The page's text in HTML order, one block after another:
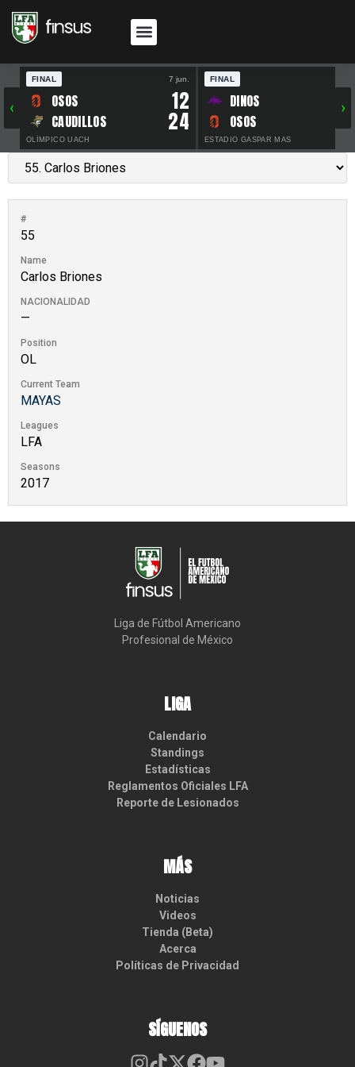
‹
FINAL 7 jun.
OSOS 12
CAUDILLOS 24
OLÍMPICO UACH
FINAL
DINOS
OSOS
ESTADIO GASPAR MAS
›
#
55
Name
Carlos Briones
NACIONALIDAD
—
Position
OL
Current Team
MAYAS
Leagues
LFA
Seasons
2017
Liga de Fútbol Americano
Profesional de México
LIGA
Calendario
Standings
Estadísticas
Reglamentos Oficiales LFA
Reporte de Lesionados
MÁS
Noticias
Videos
Tienda (Beta)
Acerca
Políticas de Privacidad
SÍGUENOS